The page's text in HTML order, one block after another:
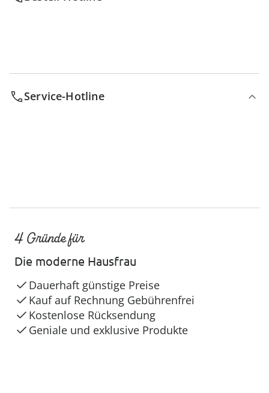
Service-Hotline
4 Gründe für
Die moderne Hausfrau
Dauerhaft günstige Preise
Kauf auf Rechnung Gebührenfrei
Kostenlose Rücksendung
Geniale und exklusive Produkte